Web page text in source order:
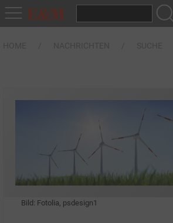
Bild: Fotolia, psdesign1